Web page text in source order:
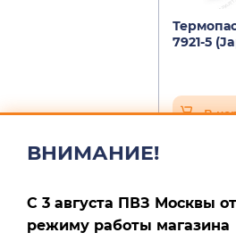
7921-5
В
ВНИМАНИЕ!
С 3 августа ПВЗ Москвы
режиму работы магазина